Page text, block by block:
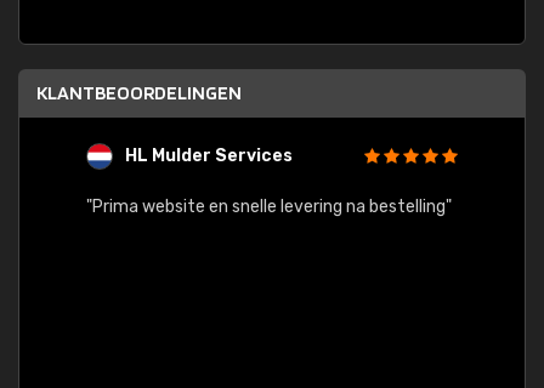
KLANTBEOORDELINGEN
HL Mulder Services
"Prima website en snelle levering na bestelling"